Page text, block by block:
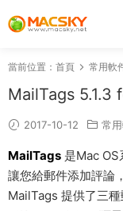
當前位置： 首頁 常用軟
MailTags 5.1.3
2017-10-12 常
MailTags 是Mac
讓您給郵件添加評論
MailTags 提供了三